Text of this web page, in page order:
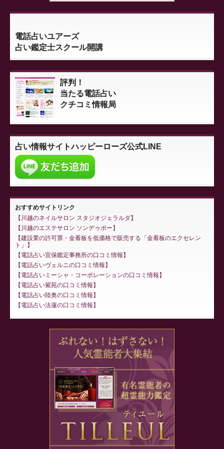
電話占いユアーズ
占い鑑定士スクール開講
評判！
当たる電話占い
クチコミ情報局
占い情報サイトハッピーローズ公式LINE
おすすめサイトリンク
川越のネイルサロン スタジオジェラルダ
川越のエステサロン ソンデゥボー
建設業の許可票・金看板を低価格で販売する「金看板のエクセレン
ト」
電話占い宜保鑑定事務所の口コミ情報
電話占いヴェルニの口コミ情報
電話占いミーシャ・コーポレーションの口コミ情報
電話占い紫苑の口コミ情報
電話占い陸奥の口コミ情報
電話占い法蓮の口コミ情報